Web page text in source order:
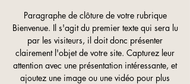
Paragraphe de clôture de votre rubrique
Bienvenue. Il s'agit du premier texte qui sera lu
par les visiteurs, il doit donc présenter
clairement l'objet de votre site. Capturez leur
attention avec une présentation intéressante, et
ajoutez une image ou une vidéo pour plus